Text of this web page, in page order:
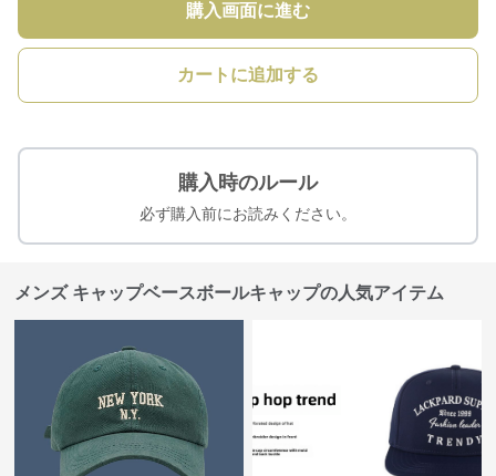
購入画面に進む
カートに追加する
購入時のルール
必ず購入前にお読みください。
メンズ キャップベースボールキャップの人気アイテム